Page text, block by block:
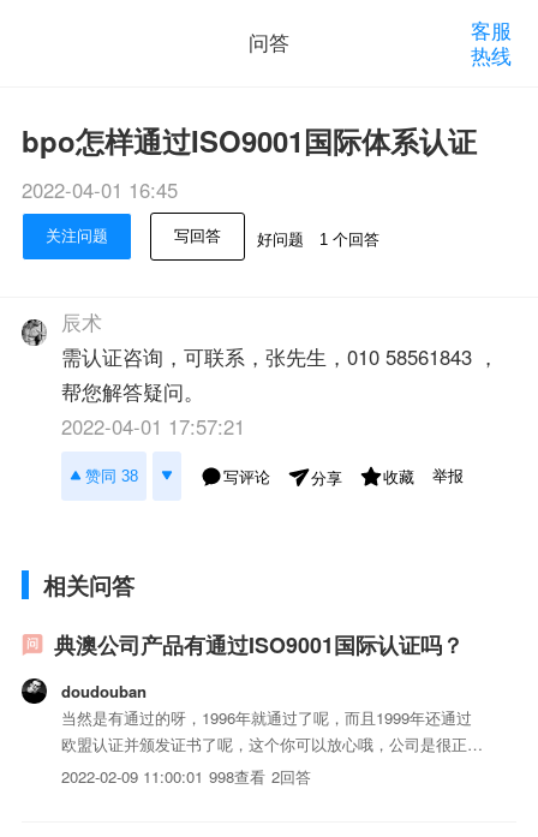
问答
客服
热线
bpo怎样通过ISO9001国际体系认证
2022-04-01 16:45
关注问题 写回答 好问题 1 个回答
辰术
需认证咨询，可联系，张先生，010 58561843 ，
帮您解答疑问。
2022-04-01 17:57:21
赞同 38 写评论 分享 收藏 举报
相关问答
典澳公司产品有通过ISO9001国际认证吗？
doudouban
当然是有通过的呀，1996年就通过了呢，而且1999年还通过
欧盟认证并颁发证书了呢，这个你可以放心哦，公司是很正规
的，生产出的iso三体系认证也是很安全的，我和我身边很多
2022-02-09 11:00:01 998查看 2回答